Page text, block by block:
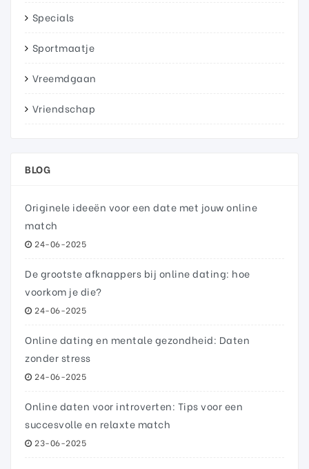
Specials
Sportmaatje
Vreemdgaan
Vriendschap
BLOG
Originele ideeën voor een date met jouw online
match
24-06-2025
De grootste afknappers bij online dating: hoe
voorkom je die?
24-06-2025
Online dating en mentale gezondheid: Daten
zonder stress
24-06-2025
Online daten voor introverten: Tips voor een
succesvolle en relaxte match
23-06-2025